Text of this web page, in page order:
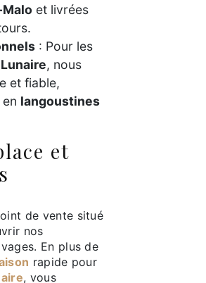
et livrées
: Pour les
, nous
et fiable,
langoustines
et
de vente situé
nos
En plus de
rapide pour
, vous